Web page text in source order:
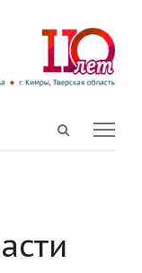
Open